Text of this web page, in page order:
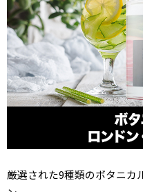
厳選された9種類のボタニカ